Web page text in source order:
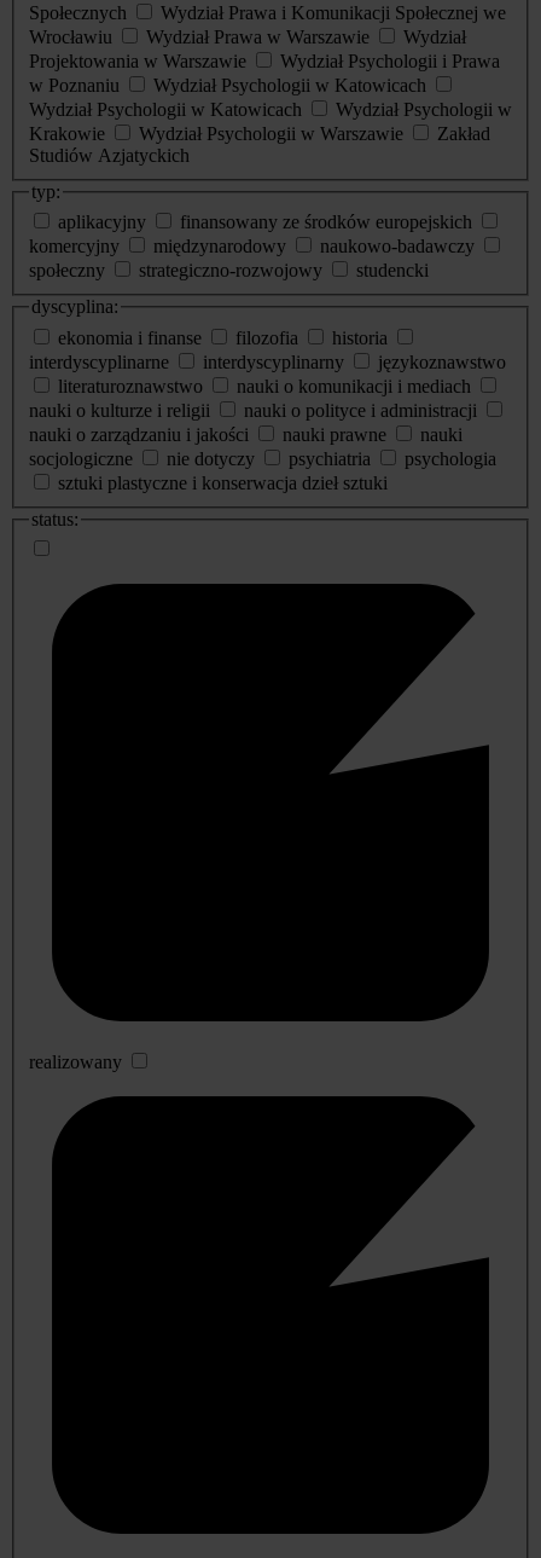
Społecznych
Wydział Prawa i Komunikacji Społecznej we
Wrocławiu
Wydział Prawa w Warszawie
Wydział
Projektowania w Warszawie
Wydział Psychologii i Prawa
w Poznaniu
Wydział Psychologii w Katowicach
Wydział Psychologii w Katowicach
Wydział Psychologii w
Krakowie
Wydział Psychologii w Warszawie
Zakład
Studiów Azjatyckich
typ:
aplikacyjny
finansowany ze środków europejskich
komercyjny
międzynarodowy
naukowo-badawczy
społeczny
strategiczno-rozwojowy
studencki
dyscyplina:
ekonomia i finanse
filozofia
historia
interdyscyplinarne
interdyscyplinarny
językoznawstwo
literaturoznawstwo
nauki o komunikacji i mediach
nauki o kulturze i religii
nauki o polityce i administracji
nauki o zarządzaniu i jakości
nauki prawne
nauki
socjologiczne
nie dotyczy psychiatria
psychologia
sztuki plastyczne i konserwacja dzieł sztuki
status:
realizowany